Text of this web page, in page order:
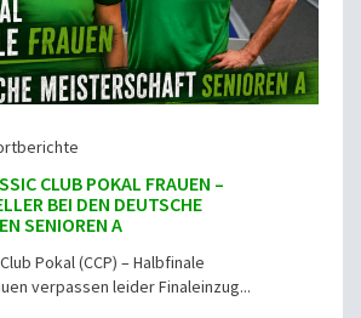
CLUB POKAL FRAUEN –
BEI DEN DEUTSCHE
SENIOREN A
Pokal (CCP) – Halbfinale
verpassen leider Finaleinzug...